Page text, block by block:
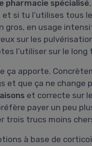
pharmacie spécialisé
si tu l’utilises tous
gros, en usage
sur les
l’utiliser sur le long
apporte.
que ça ne change
et correcte sur
payer un peu
trois trucs moins
à base de